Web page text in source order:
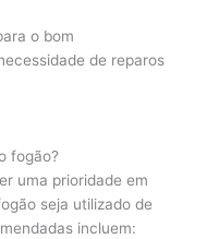
o bom
de reparos
fogão?
uma prioridade em
seja utilizado de
incluem: